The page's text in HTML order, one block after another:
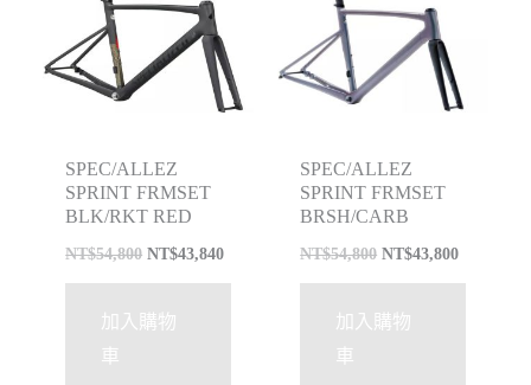
SPEC/ALLEZ
SPRINT FRMSET
BLK/RKT RED
NT$54,800 NT$43,840
加入購物
車
SPEC/ALLEZ
SPRINT FRMSET
BRSH/CARB
NT$54,800 NT$43,800
加入購物
車